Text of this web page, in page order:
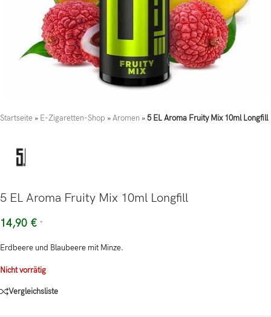
Startseite » E-Zigaretten-Shop »Aromen »5 EL Aroma Fruity Mix 10ml Longfill
5 EL Aroma Fruity Mix 10ml Longfill
14,90 € *
Erdbeere und Blaubeere mit Minze.
Nicht vorrätig
Vergleichsliste